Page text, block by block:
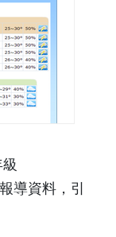
導資料，引